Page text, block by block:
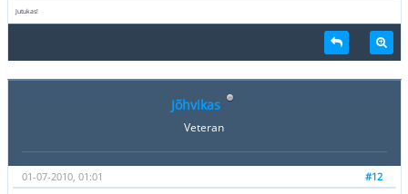
Jutukas!
Jõhvikas
Veteran
#12
01-07-2010, 01:01